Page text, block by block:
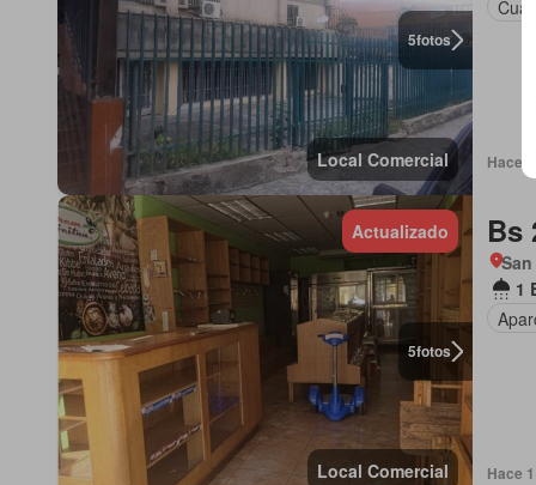
5fotos
Local Comercial Hace
5fotos
Actualizado
Local Comercial
Bs
1
Hace